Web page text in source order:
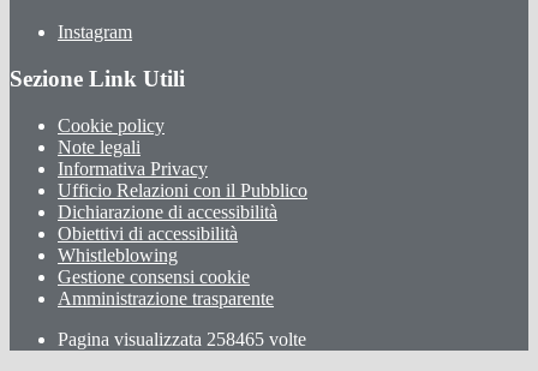
Instagram
Sezione Link Utili
Cookie policy
Note legali
Informativa Privacy
Ufficio Relazioni con il Pubblico
Dichiarazione di accessibilità
Obiettivi di accessibilità
Whistleblowing
Gestione consensi cookie
Amministrazione trasparente
Pagina visualizzata 258465 volte